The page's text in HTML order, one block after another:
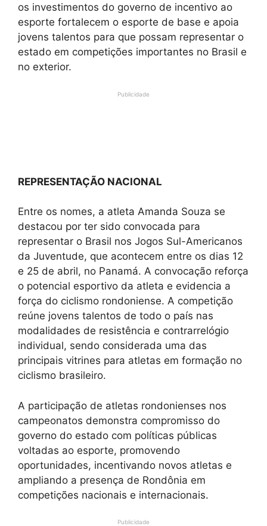
os investimentos do governo de incentivo ao
esporte fortalecem o esporte de base e apoia
jovens talentos para que possam representar o
estado em competições importantes no Brasil e
no exterior.
Publicidade
REPRESENTAÇÃO NACIONAL
Entre os nomes, a atleta Amanda Souza se
destacou por ter sido convocada para
representar o Brasil nos Jogos Sul-Americanos
da Juventude, que acontecem entre os dias 12
e 25 de abril, no Panamá. A convocação reforça
o potencial esportivo da atleta e evidencia a
força do ciclismo rondoniense. A competição
reúne jovens talentos de todo o país nas
modalidades de resistência e contrarrelógio
individual, sendo considerada uma das
principais vitrines para atletas em formação no
ciclismo brasileiro.
A participação de atletas rondonienses nos
campeonatos demonstra compromisso do
governo do estado com políticas públicas
voltadas ao esporte, promovendo
oportunidades, incentivando novos atletas e
ampliando a presença de Rondônia em
competições nacionais e internacionais.
Publicidade